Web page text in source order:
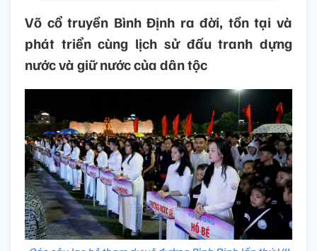
Võ cổ truyền Bình Định ra đời, tồn tại và
phát triển cùng lịch sử đấu tranh dựng
nước và giữ nước của dân tộc